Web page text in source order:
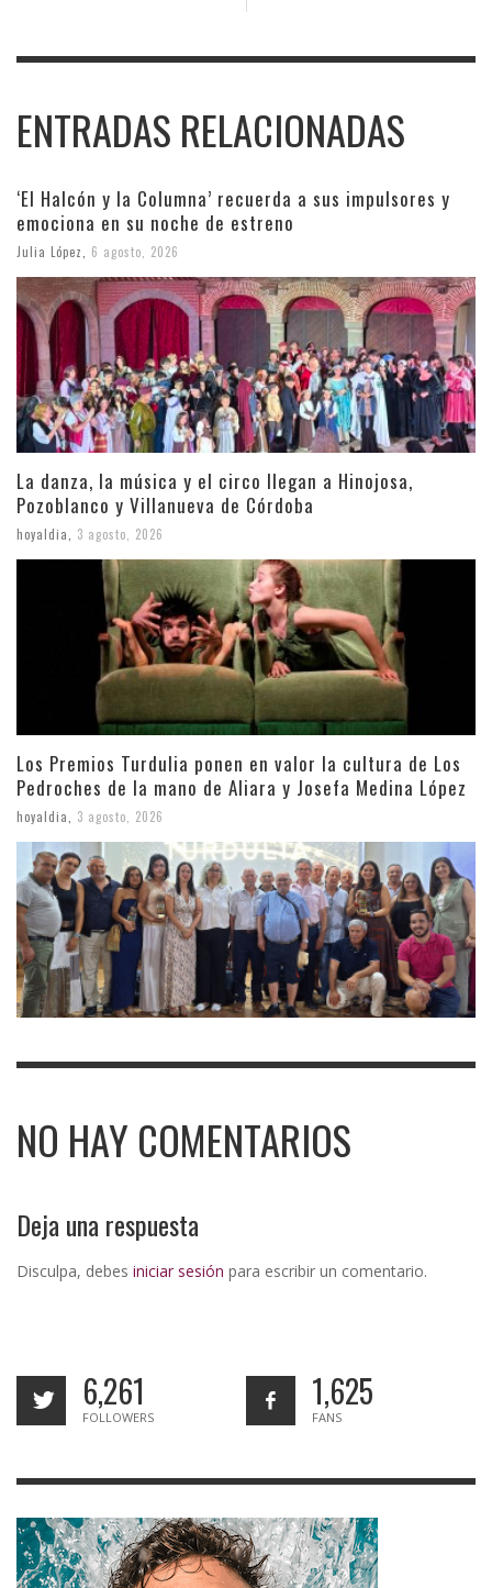
ENTRADAS RELACIONADAS
‘El Halcón y la Columna’ recuerda a sus impulsores y
emociona en su noche de estreno
Julia López, 6 agosto, 2026
La danza, la música y el circo llegan a Hinojosa,
Pozoblanco y Villanueva de Córdoba
hoyaldia 3 agosto, 2026
Los Premios Turdulia ponen en valor la cultura de Los
Pedroches de la mano de Aliara y Josefa Medina López
hoyaldia 3 agosto, 2026
NO HAY COMENTARIOS
Deja una respuesta
Disculpa, debes iniciar sesión para escribir un comentario.
6,261
FOLLOWERS
1,625
FANS